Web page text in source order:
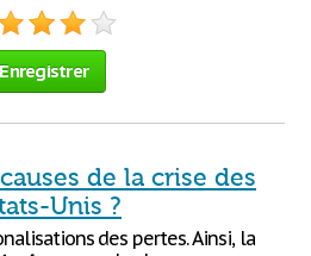
Enregistrer
de la crise des
Unis ?
des pertes. Ainsi, la